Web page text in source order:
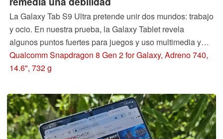
La Galaxy Tab S9 Ultra pretende unir dos mundos: trabajo
y ocio. En nuestra prueba, la Galaxy Tablet revela
algunos puntos fuertes para juegos y uso multimedia y
también es capaz de rendir de forma convincente en el
área de productividad junto con su S Pen. Pero esto
Qualcomm Snapdragon 8 Gen 2 for Galaxy, Adreno 740,
14.6", 732 g